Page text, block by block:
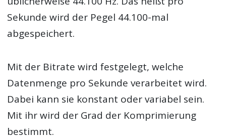
Sekunde wird der Pegel 44.100-mal
abgespeichert.
Mit der Bitrate wird festgelegt, welche
Datenmenge pro Sekunde verarbeitet wird.
Dabei kann sie konstant oder variabel sein.
Mit ihr wird der Grad der Komprimierung
bestimmt.